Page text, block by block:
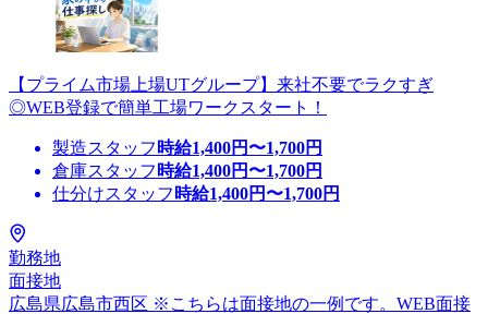
【プライム市場上場UTグループ】来社不要でラクすぎ
◎WEB登録で簡単工場ワークスタート！
製造スタッフ 時給1,400円〜1,700円
倉庫スタッフ 時給1,400円〜1,700円
仕分けスタッフ 時給1,400円〜1,700円
勤務地
面接地
広島県広島市西区 ※こちらは面接地の一例です。WEB面接